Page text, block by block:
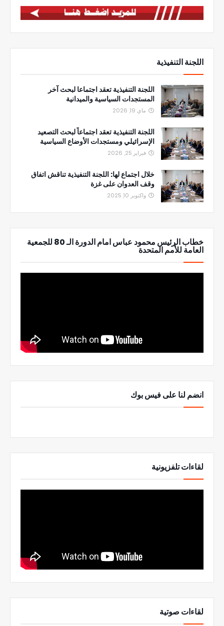
اللجنة التنفيذية
اللجنة التنفيذية تعقد اجتماعا لبحث آخر
المستجدات السياسية والميدانية
ماي 19, 2026
اللجنة التنفيذية تعقد اجتماعاً لبحث التصعيد
الإسرائيلي ومستجدات الأوضاع السياسية
فبراير 25, 2026
خلال اجتماع لها: اللجنة التنفيذية تناقش اتفاق
وقف العدوان على غزة
واكتوبر 10, 2025
خطاب الرئيس محمود عباس امام الدورة الـ 80 للجمعية
العامة للأمم المتحدة
انضم لنا على فيس بوك
لقاءات تلفزيونية
لقاءات صوتية